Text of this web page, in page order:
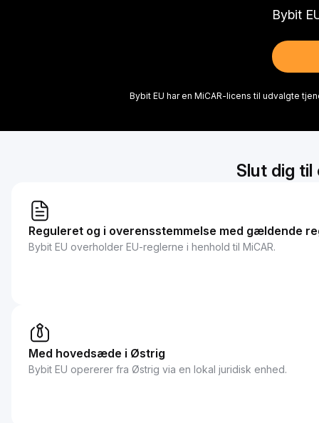
Bybit
Bybit EU har en MiCAR-licens til udvalgte
Slut dig
Reguleret og i overensstemmelse med gældende
Bybit EU overholder EU-reglerne i henhold til MiCAR.
Med hovedsæde i Østrig
Bybit EU opererer fra Østrig via en lokal juridisk enhed.